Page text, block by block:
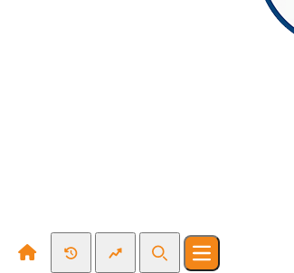
Recent NewsTrending News
SearchOpen main menu